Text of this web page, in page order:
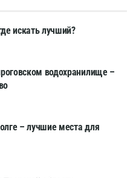
искать лучший?
водохранилище –
– лучшие места для